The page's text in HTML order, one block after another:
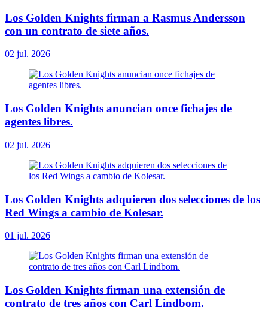
Los Golden Knights firman a Rasmus Andersson
con un contrato de siete años.
02 jul. 2026
Los Golden Knights anuncian once fichajes de
agentes libres.
02 jul. 2026
Los Golden Knights adquieren dos selecciones de los
Red Wings a cambio de Kolesar.
01 jul. 2026
Los Golden Knights firman una extensión de
contrato de tres años con Carl Lindbom.